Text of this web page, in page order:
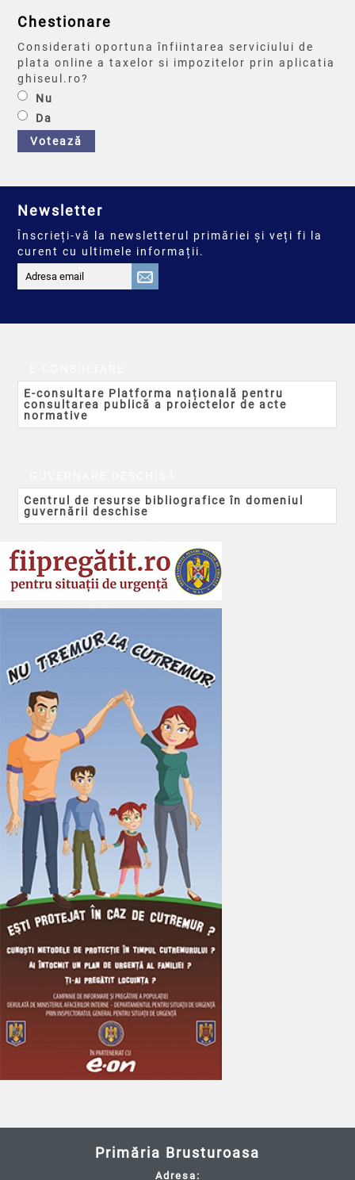
Chestionare
Considerati oportuna înfiintarea serviciului de
plata online a taxelor si impozitelor prin aplicatia
ghiseul.ro?
Nu
Da
Votează
Newsletter
Înscrieți-vă la newsletterul primăriei și veți fi la
curent cu ultimele informații.
E-consultare Platforma națională pentru
consultarea publică a proiectelor de acte
normative
Centrul de resurse bibliografice în domeniul
guvernării deschise
Primăria Brusturoasa
Adresa: